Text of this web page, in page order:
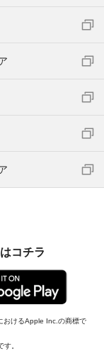
コチラ
おけるApple Inc.の商標で
。